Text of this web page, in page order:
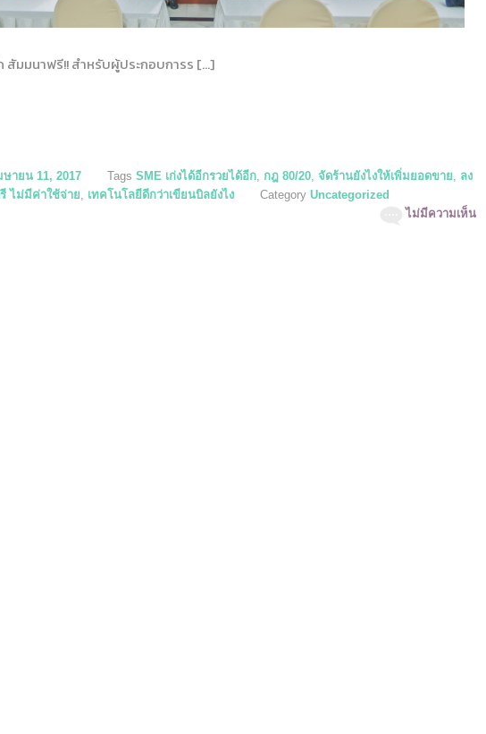
สัมมนาฟรี!! สำหรับผู้ประกอบการร […]
ษายน 11, 2017 Tags SME เก่งได้อีกรวยได้อีก, กฎ 80/20, จัดร้านยังไงให้เพิ่มยอดขาย, ลง
ไม่มีค่าใช้จ่าย, เทคโนโลยีดีกว่าเขียนบิลยังไง Category Uncategorized
ไม่มีความเห็น